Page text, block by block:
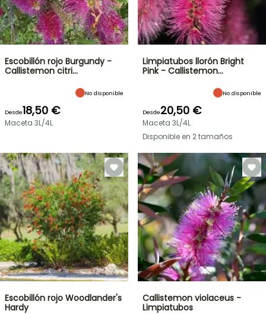
Escobillón rojo Burgundy -
Callistemon citri…
No disponible
Desde18,50 €
Maceta 3L/4L
Limpiatubos llorón Bright
Pink - Callistemon…
No disponible
Desde20,50 €
Maceta 3L/4L
Disponible en 2 tamaños
Escobillón rojo Woodlander's
Hardy
Callistemon violaceus -
Limpiatubos